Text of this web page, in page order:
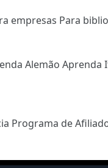
empresas Para
Alemão Aprenda
Programa de